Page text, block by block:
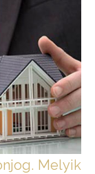
Melyik